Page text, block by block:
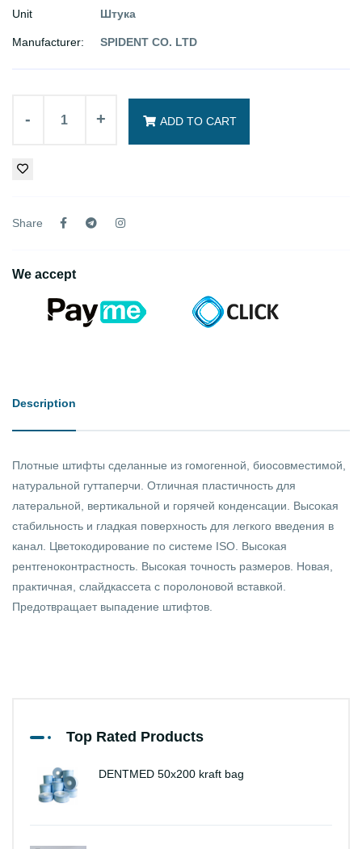
Unit Штука
Manufacturer: SPIDENT CO. LTD
- + ADD TO CART
Share
We accept
Description
Плотные штифты сделанные из гомогенной, биосовместимой,
натуральной гуттаперчи. Отличная пластичность для
латеральной, вертикальной и горячей конденсации. Высокая
стабильность и гладкая поверхность для легкого введения в
канал. Цветокодирование по системе ISO. Высокая
рентгеноконтрастность. Высокая точность размеров. Новая,
практичная, слайдкассета с поролоновой вставкой.
Предотвращает выпадение штифтов.
Top Rated Products
DENTMED 50x200 kraft bag